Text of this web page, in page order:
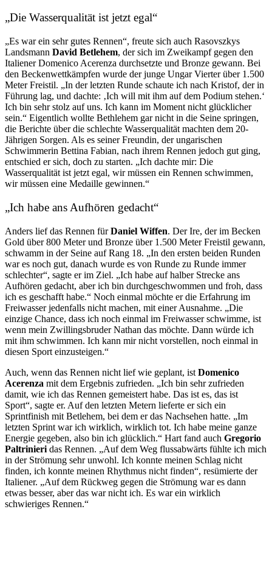
„Die Wasserqualität ist jetzt egal“
„Es war ein sehr gutes Rennen“, freute sich auch Rasovszkys
Landsmann David Betlehem, der sich im Zweikampf gegen den
Italiener Domenico Acerenza durchsetzte und Bronze gewann. Bei
den Beckenwettkämpfen wurde der junge Ungar Vierter über 1.500
Meter Freistil. „In der letzten Runde schaute ich nach Kristof, der in
Führung lag, und dachte: ‚Ich will mit ihm auf dem Podium stehen.‘
Ich bin sehr stolz auf uns. Ich kann im Moment nicht glücklicher
sein.“ Eigentlich wollte Bethlehem gar nicht in die Seine springen,
die Berichte über die schlechte Wasserqualität machten dem 20-
Jährigen Sorgen. Als es seiner Freundin, der ungarischen
Schwimmerin Bettina Fabian, nach ihrem Rennen jedoch gut ging,
entschied er sich, doch zu starten. „Ich dachte mir: Die
Wasserqualität ist jetzt egal, wir müssen ein Rennen schwimmen,
wir müssen eine Medaille gewinnen.“
„Ich habe ans Aufhören gedacht“
Anders lief das Rennen fürDaniel Wiffen. Der Ire, der im Becken
Gold über 800 Meter und Bronze über 1.500 Meter Freistil gewann,
schwamm in der Seine auf Rang 18. „In den ersten beiden Runden
war es noch gut, danach wurde es von Runde zu Runde immer
schlechter“, sagte er im Ziel. „Ich habe auf halber Strecke ans
Aufhören gedacht, aber ich bin durchgeschwommen und froh, dass
ich es geschafft habe.“ Noch einmal möchte er die Erfahrung im
Freiwasser jedenfalls nicht machen, mit einer Ausnahme. „Die
einzige Chance, dass ich noch einmal im Freiwasser schwimme, ist
wenn mein Zwillingsbruder Nathan das möchte. Dann würde ich
mit ihm schwimmen. Ich kann mir nicht vorstellen, noch einmal in
diesen Sport einzusteigen.“
Auch, wenn das Rennen nicht lief wie geplant, ist Domenico
Acerenza mit dem Ergebnis zufrieden. „Ich bin sehr zufrieden
damit, wie ich das Rennen gemeistert habe. Das ist es, das ist
Sport“, sagte er. Auf den letzten Metern lieferte er sich ein
Sprintfinish mit Betlehem, bei dem er das Nachsehen hatte. „Im
letzten Sprint war ich wirklich, wirklich tot. Ich habe meine ganze
Energie gegeben, also bin ich glücklich.“ Hart fand auch Gregorio
Paltrinieri das Rennen. „Auf dem Weg flussabwärts fühlte ich mich
in der Strömung sehr unwohl. Ich konnte meinen Schlag nicht
finden, ich konnte meinen Rhythmus nicht finden“, resümierte der
Italiener. „Auf dem Rückweg gegen die Strömung war es dann
etwas besser, aber das war nicht ich. Es war ein wirklich
schwieriges Rennen.“